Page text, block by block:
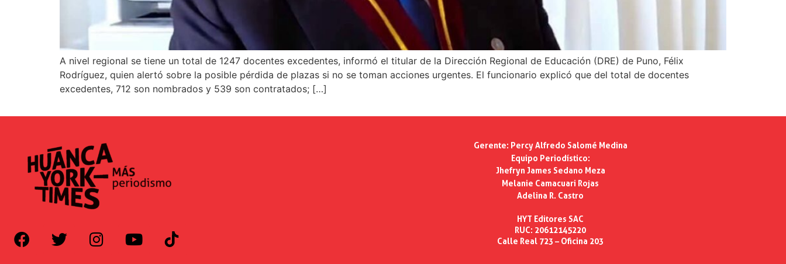
A nivel regional se tiene un total de 1247 docentes excedentes, informó el titular de la Dirección Regional de Educación (DRE) de Puno, Félix
Rodríguez, quien alertó sobre la posible pérdida de plazas si no se toman acciones urgentes. El funcionario explicó que del total de docentes
excedentes, 712 son nombrados y 539 son contratados; […]
Gerente: Percy Alfredo Salomé Medina
Equipo Periodístico:
Jhefryn James Sedano Meza
Melanie Camacuari Rojas
Adelina R. Castro
HYT Editores SAC
RUC: 20612145220
Calle Real 723 – Oficina 203